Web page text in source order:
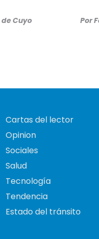
Cuyo Por
Cartas del lector
Opinion
Sociales
Salud
Tecnología
Tendencia
Estado del tránsito